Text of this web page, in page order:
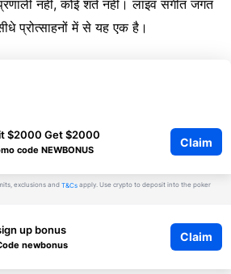
नहीं, कोई शर्त नहीं। लाइव संगीत जगत
प्रोत्साहनों में से यह एक है।
$2000 Get $2000
code NEWBONUS
Claim
exclusions and T&Cs apply. Use crypto to deposit into the poker
up bonus
newbonus
Claim